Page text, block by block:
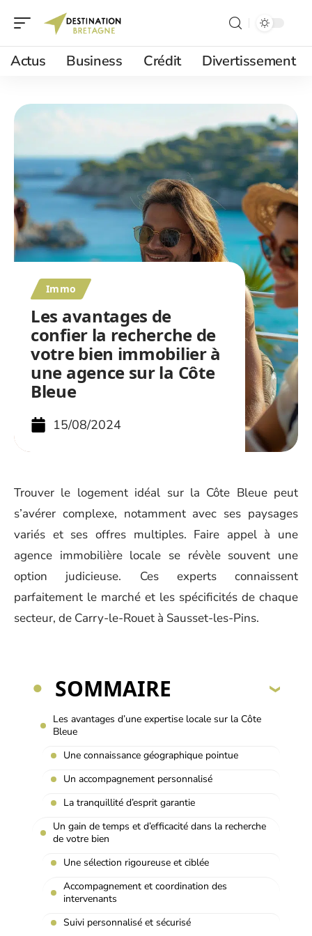
Actus Business Crédit Divertissement
Immo
Les avantages de
confier la recherche de
votre bien immobilier à
une agence sur la Côte
Bleue
15/08/2024
Trouver le logement idéal sur la Côte Bleue peut
s’avérer complexe, notamment avec ses paysages
variés et ses offres multiples. Faire appel à une
agence immobilière locale se révèle souvent une
option judicieuse. Ces experts connaissent
parfaitement le marché et les spécificités de chaque
secteur, de Carry-le-Rouet à Sausset-les-Pins.
SOMMAIRE
Les avantages d’une expertise locale sur la Côte
Bleue
Une connaissance géographique pointue
Un accompagnement personnalisé
La tranquillité d’esprit garantie
Un gain de temps et d’efficacité dans la recherche
de votre bien
Une sélection rigoureuse et ciblée
Accompagnement et coordination des
intervenants
Suivi personnalisé et sécurisé